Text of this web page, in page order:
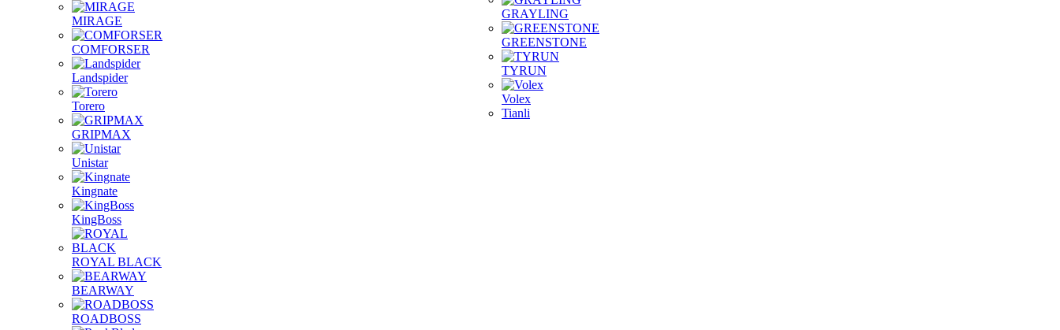
MIRAGE
COMFORSER
Landspider
Torero
GRIPMAX
Unistar
Kingnate
KingBoss
ROYAL BLACK
BEARWAY
ROADBOSS
GRAYLING
GREENSTONE
TYRUN
Volex
Tianli